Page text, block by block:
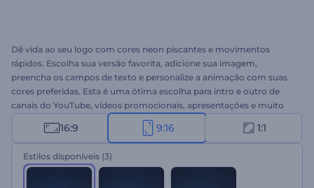
Dê vida ao seu logo com cores neon piscantes e movimentos
rápidos. Escolha sua versão favorita, adicione sua imagem,
preencha os campos de texto e personalize a animação com suas
cores preferidas. Esta é uma ótima escolha para intro e outro de
canais do YouTube, vídeos promocionais, apresentações e muito
mais. Experimente grátis!
16:9 9:16 1:1
Estilos disponíveis (3)